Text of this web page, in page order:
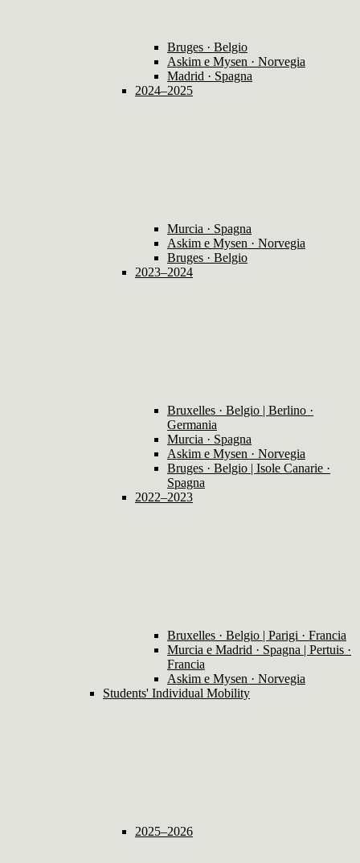
Bruges · Belgio
Askim e Mysen · Norvegia
Madrid · Spagna
2024–2025
Murcia · Spagna
Askim e Mysen · Norvegia
Bruges · Belgio
2023–2024
Bruxelles · Belgio | Berlino ·
Germania
Murcia · Spagna
Askim e Mysen · Norvegia
Bruges · Belgio | Isole Canarie ·
Spagna
2022–2023
Bruxelles · Belgio | Parigi · Francia
Murcia e Madrid · Spagna | Pertuis ·
Francia
Askim e Mysen · Norvegia
Students' Individual Mobility
2025–2026